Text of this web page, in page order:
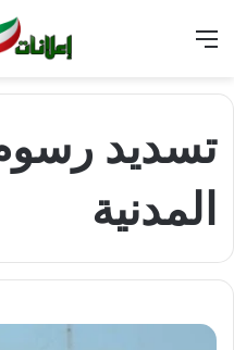
تسديد
المدنية